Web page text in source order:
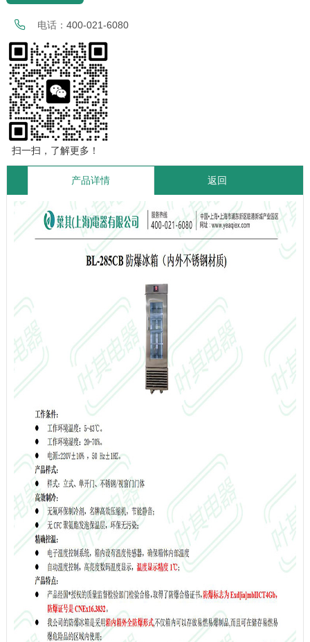
电话： 400-021-6080
扫一扫，了解更多！
产品详情 返回